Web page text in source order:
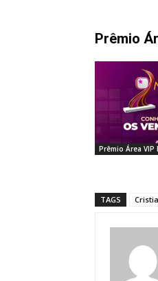
Prêmio
Prêmio Área
TAGS